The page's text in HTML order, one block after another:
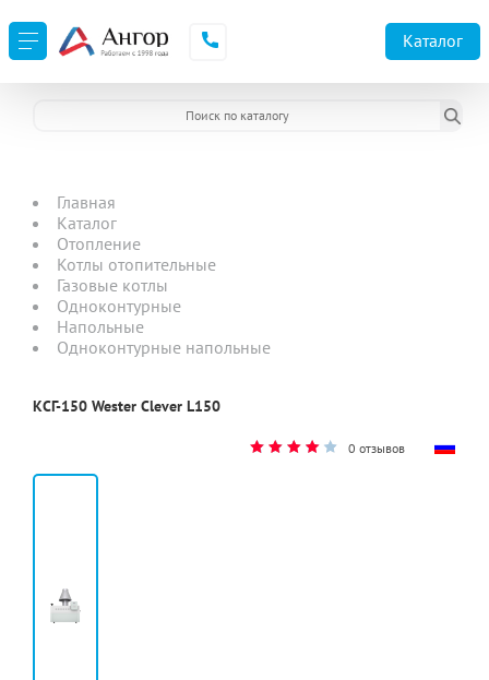
Каталог
Главная
Каталог
Отопление
Котлы отопительные
Газовые котлы
Одноконтурные
Напольные
Одноконтурные напольные
КСГ-150 Wester Clever L150
0 отзывов